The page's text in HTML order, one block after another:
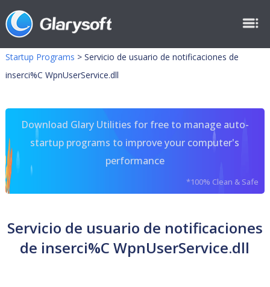
Startup Programs > Servicio de usuario de notificaciones de
inserci%C WpnUserService.dll
Download Glary Utilities for free to manage auto-
startup programs to improve your computer's
performance
*100% Clean & Safe
Servicio de usuario de notificaciones
de inserci%C WpnUserService.dll